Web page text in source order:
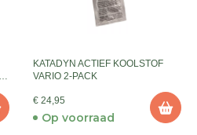
KATADYN ACTIEF KOOLSTOF
VARIO 2-PACK
€ 24,95
Op voorraad